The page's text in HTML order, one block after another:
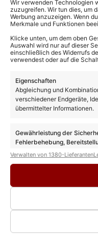
Wir verwenden Technologien
zuzugreifen. Wir tun dies, um
Werbung anzuzeigen. Wenn
Merkmale und Funktionen
Klicke unten, um dem oben
Auswahl wird nur auf dieser
einschließlich des Widerrufs
verwendest oder auf die
Eigenschaften
Abgleichung und
verschiedener Endgeräte,
übermittelter Informationen.
Gewährleistung der
Fehlerbehebung,
Entscheidungen zum
Verwalten von 1380-Lieferanten
Kevin
Schlager
»
KEVIN